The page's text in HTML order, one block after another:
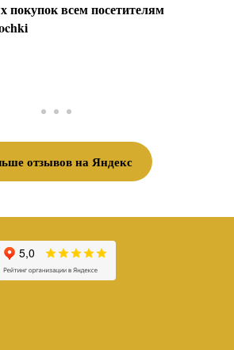
покупок всем посетителям
отзывов на Яндекс